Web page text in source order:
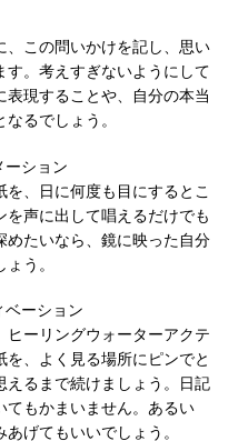
、この問いかけを記し、思い
。考えすぎないようにして
表現することや、自分の本当
るでしょう。
ーション
、日に何度も目にするとこ
声に出して唱えるだけでも
めたいなら、鏡に映った自分
う。
ベーション
ヒーリングウォーターアクテ
を、よく見る場所にピンでと
えるまで続けましょう。日記
てもかまいません。あるい
げてもいいでしょう。